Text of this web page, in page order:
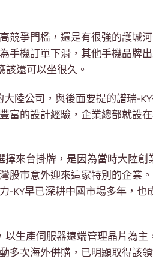
競爭門檻，還是有很強的護城
手機訂單下滑，其他手機品牌
該還可以坐很久。
陸公司，與後面要提的譜瑞-
富的設計經驗，企業總部就設
擇來台掛牌，是因為當時大陸創
股市意外迎來這家特別的企業
-KY早已深耕中國市場多年，也
生產伺服器遠端管理晶片為主
多次海外併購，已明顯取得該領